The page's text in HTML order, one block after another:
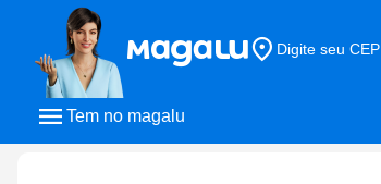
Tem no magalu
Digite seu CEP